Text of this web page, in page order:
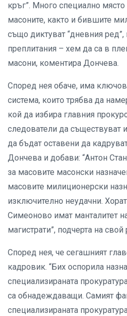
кръг”. Много специално
масоните, както и бившите
също диктуват “дневния
преплитания – хем да са в
масони, коментира Дончева.
Според нея обаче, има
система, които трябва да
кой да избира главния
следователи да съществуват
да бъдат оставени да
Дончева и добави: “Антон
за масовите масонски
масовите милиционерски
изключително неудачни.
Симеоново имат манталитет
магистрати”, подчерта на
Според нея, че сегашният
кадровик. “Бих оспорила
специализираната
са обнадеждаващи. Самият
специализираната